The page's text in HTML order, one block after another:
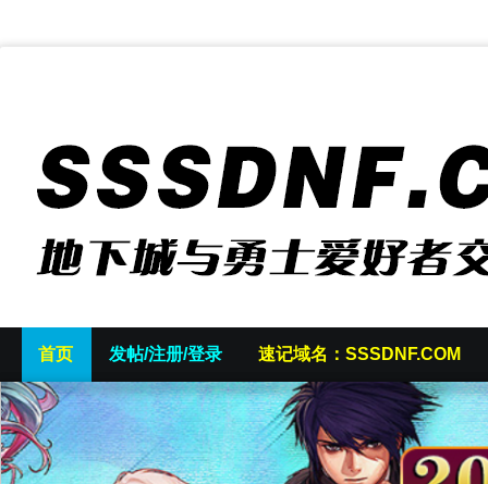
首页 发帖/注册/登录 速记域名：SSSDNF.COM